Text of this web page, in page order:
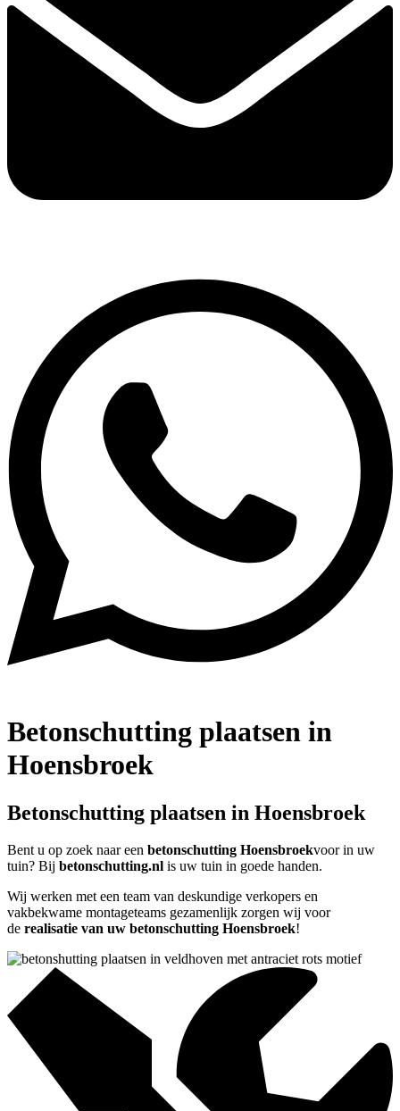
Betonschutting plaatsen in
Hoensbroek
Betonschutting plaatsen in Hoensbroek
Bent u op zoek naar een betonschutting Hoensbroekvoor in uw
tuin? Bij betonschutting.nl is uw tuin in goede handen.
Wij werken met een team van deskundige verkopers en
vakbekwame montageteams gezamenlijk zorgen wij voor
de realisatie van uw betonschutting Hoensbroek!